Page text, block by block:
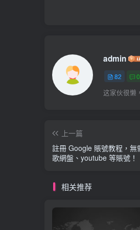
admin
82 0
这家伙很懒
上一篇
註冊 Google 賬號教程，
歌網盤、youtube 等賬號！
相关推荐